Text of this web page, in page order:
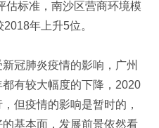
估标准，南沙区营商环境模
年上升5位。
冠肺炎疫情的影响，广州
有较大幅度的下降，2020
但疫情的影响是暂时的，
基本面，发展前景依然看